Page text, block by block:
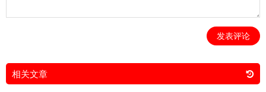
发表评论
相关文章